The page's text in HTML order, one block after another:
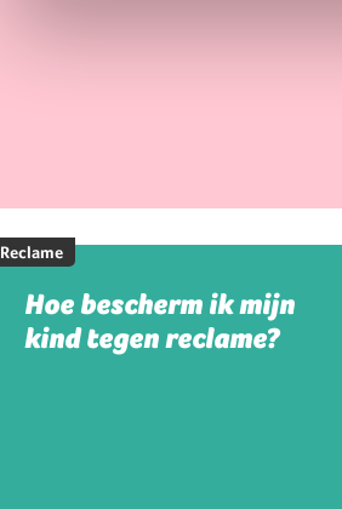
Reclame
Hoe bescherm ik mijn
kind tegen reclame?